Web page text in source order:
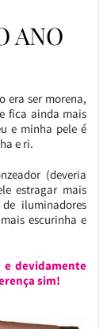
ANO
era ser morena,
fica ainda mais
e minha pele é
e ri.
(deveria
estragar mais
iluminadores
escurinha e
devidamente
sim!